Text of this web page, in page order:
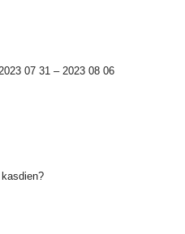
07 31 – 2023 08 06